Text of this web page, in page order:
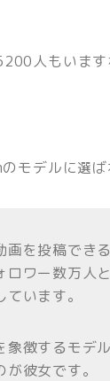
人もいます
モデルに選
画を投稿でき
ロワー数万人
います。
象徴するモデ
彼女です。